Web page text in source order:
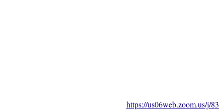
https://us06web.zoom.us/j/8